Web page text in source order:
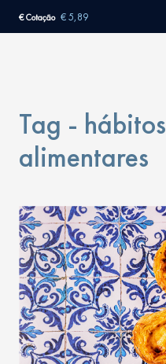
€ Cotação € 5,89
Tag - hábitos
alimentares